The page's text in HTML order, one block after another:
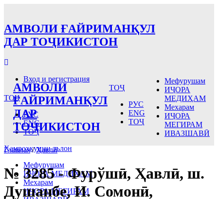
АМВОЛИ ҒАЙРИМАНҚУЛ
ДАР ТОҶИКИСТОН
Вход и регистрация
ТОҶ
РУС
ENG
ТОҶ
Ҳамроҳкунии эълон
Мефурушам
ИҶОРА МЕДИҲАМ
Мехарам
ИҶОРА МЕГИРАМ
АМВОЛИ
ҒАЙРИМАНҚУЛ
ДАР
ТОҶИКИСТОН
ТОҶ
РУС
ENG
ТОҶ
Мефурушам
ИҶОРА
МЕДИҲАМ
Мехарам
ИҶОРА
МЕГИРАМ
ИВАЗШАВӢ
Главная/Ҳавлӣ
№ 3285 - Фурўшӣ, Ҳавлӣ, ш.
Душанбе, И. Сомонӣ,